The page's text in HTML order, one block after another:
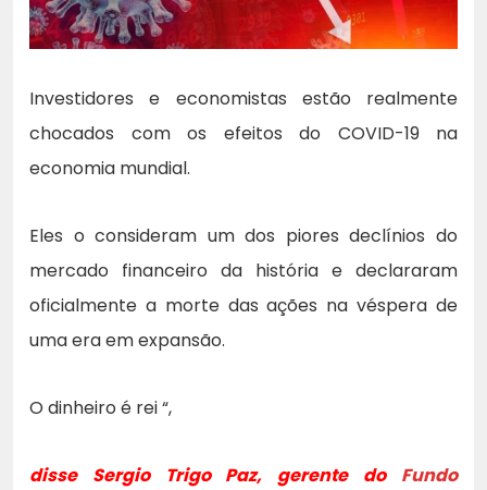
Investidores e economistas estão realmente
chocados com os efeitos do COVID-19 na
economia mundial.
Eles o consideram um dos piores declínios do
mercado financeiro da história e declararam
oficialmente a morte das ações na véspera de
uma era em expansão.
O dinheiro é rei “,
disse Sergio Trigo Paz, gerente do Fundo